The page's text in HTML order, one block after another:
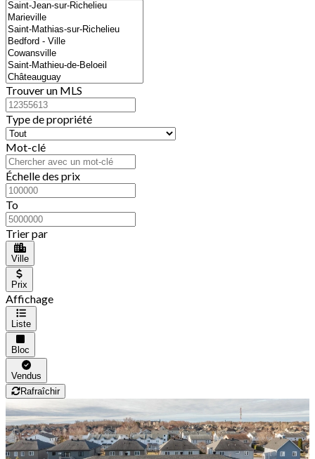
Trouver un MLS
Type de propriété
Mot-clé
Échelle des prix
To
Trier par
Ville
Prix
Affichage
Liste
Bloc
Vendus
Rafraîchir